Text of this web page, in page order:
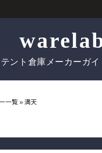
テント倉庫メーカーガイ
一覧»満天